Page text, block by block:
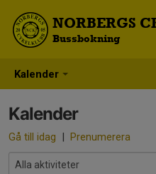
Kalender
NORBERGS
Bussbokning
Kalender
Gå till idag | Prenumerera